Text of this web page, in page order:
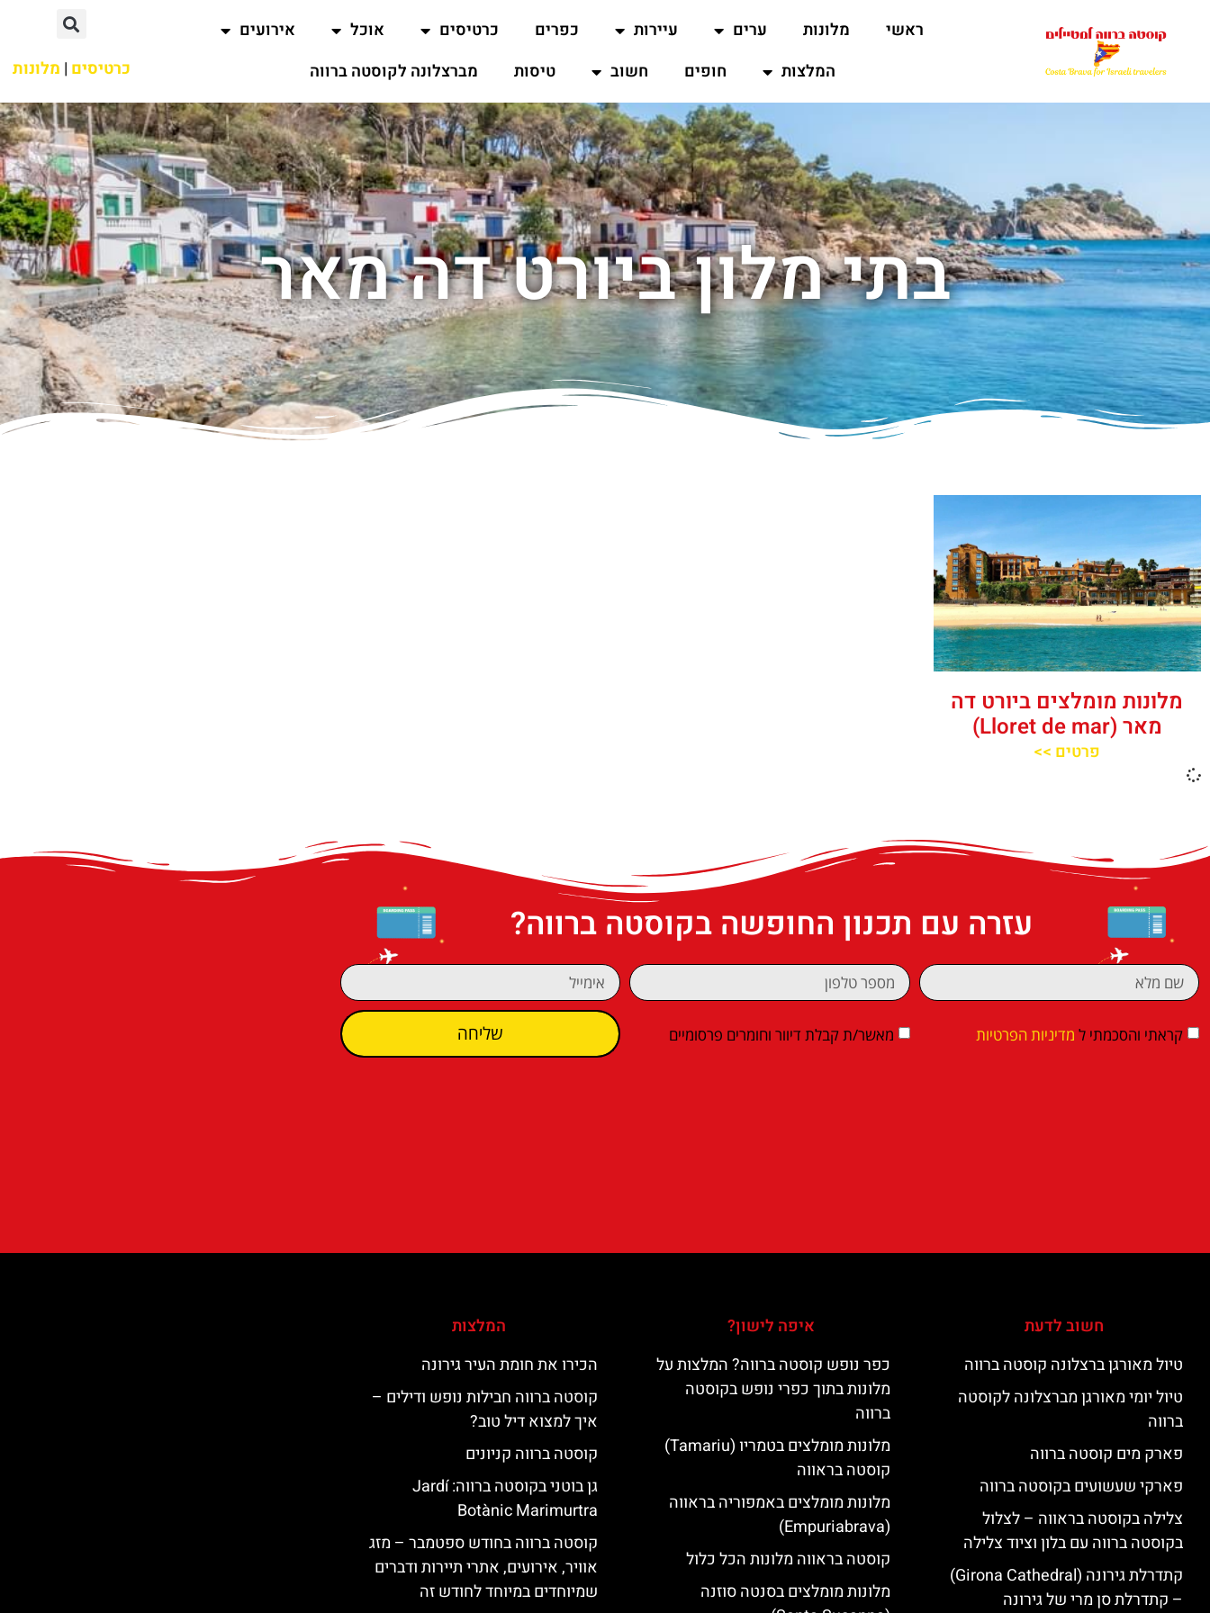
ראשי מלונות ערים עיירות כפרים כרטיסים אוכל
אירועים
המלצות
חופים חשוב טיסות מברצלונה לקוסטה ברווה כרטיסים | מלונות
בתי מלון ביורט דה מאר
מלונות מומלצים ביורט דה
מאר (Lloret de mar)
פרטים >>
עזרה עם תכנון החופשה בקוסטה ברווה?
קראתי והסכמתי ל מדיניות הפרטיות מאשר/ת קבלת דיוור וחומרים פרסומיים שליחה
חשוב לדעת
טיול מאורגן ברצלונה קוסטה ברווה
טיול יומי מאורגן מברצלונה לקוסטה
ברווה
פארק מים קוסטה ברווה
פארקי שעשועים בקוסטה ברווה
צלילה בקוסטה בראווה – לצלול
בקוסטה ברווה עם בלון וציוד צלילה
קתדרלת גירונה (Girona Cathedral)
– קתדרלת סן מרי של גירונה
איפה לישון?
כפר נופש קוסטה ברווה? המלצות על
מלונות בתוך כפרי נופש בקוסטה
ברווה
מלונות מומלצים בטמריו (Tamariu)
קוסטה בראווה
מלונות מומלצים באמפוריה בראווה
(Empuriabrava)
קוסטה בראווה מלונות הכל כלול
מלונות מומלצים בסנטה סוזנה
המלצות
הכירו את חומת העיר גירונה
קוסטה ברווה חבילות נופש ודילים –
איך למצוא דיל טוב?
קוסטה ברווה קניונים
גן בוטני בקוסטה ברווה: ‪‪Jardí
Botànic Marimurtra‬‬
קוסטה ברווה בחודש ספטמבר – מזג
אוויר, אירועים, אתרי תיירות ודברים
שמיוחדים במיוחד לחודש זה